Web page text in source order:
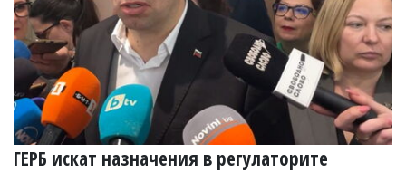
ГЕРБ искат назначения в регулаторите